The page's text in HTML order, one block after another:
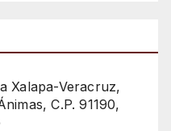
Xalapa-Veracruz,
C.P. 91190,